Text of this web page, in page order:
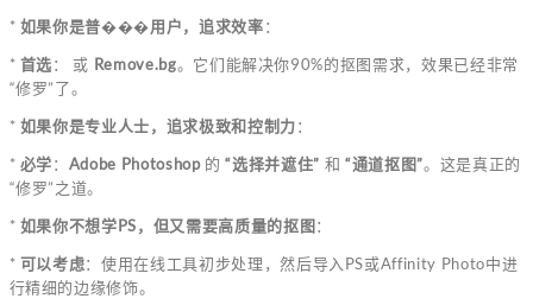
* 如果你是普���用户，追求效率：
* 首选： 或 Remove.bg。它们能解决你90%的抠图需求，效果已经非常
“修罗”了。
* 如果你是专业人士，追求极致和控制力：
* 必学： Adobe Photoshop的“选择并遮住” 和 “通道抠图”。这是真正的
“修罗”之道。
* 如果你不想学PS，但又需要高质量的抠图：
* 可以考虑：使用在线工具初步处理，然后导入PS或Affinity Photo中进
行精细的边缘修饰。